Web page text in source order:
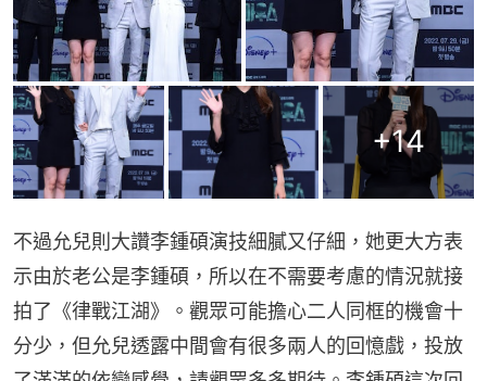
+14
不過允兒則大讚李鍾碩演技細膩又仔細，她更大方表
示由於老公是李鍾碩，所以在不需要考慮的情況就接
拍了《律戰江湖》。觀眾可能擔心二人同框的機會十
分少，但允兒透露中間會有很多兩人的回憶戲，投放